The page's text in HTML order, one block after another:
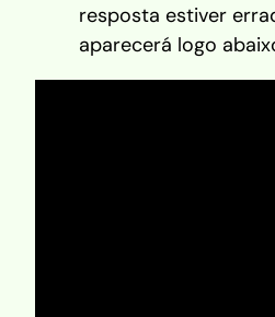
resposta estiver
aparecerá logo